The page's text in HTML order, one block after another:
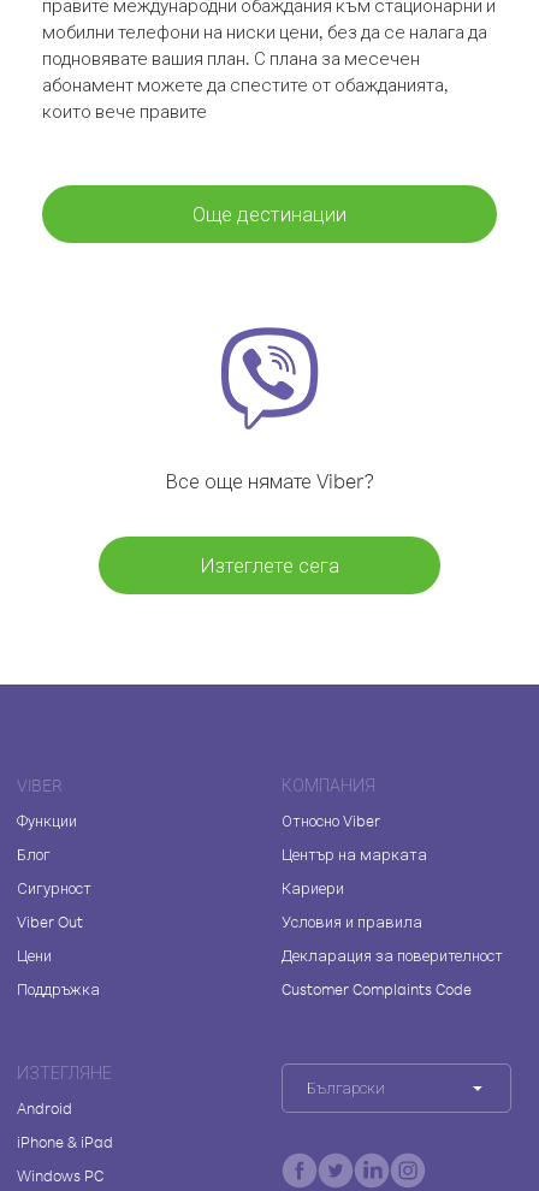
правите международни обаждания към стационарни и
мобилни телефони на ниски цени, без да се налага да
подновявате вашия план. С плана за месечен
абонамент можете да спестите от обажданията,
които вече правите
Още дестинации
Все още нямате Viber?
Изтеглете сега
VIBER
Функции
Блог
Сигурност
Viber Out
Цени
Поддръжка
КОМПАНИЯ
Относно Viber
Център на марката
Кариери
Условия и правила
Декларация за поверителност
Customer Complaints Code
ИЗТЕГЛЯНЕ
Android
iPhone & iPad
Windows PC
Български